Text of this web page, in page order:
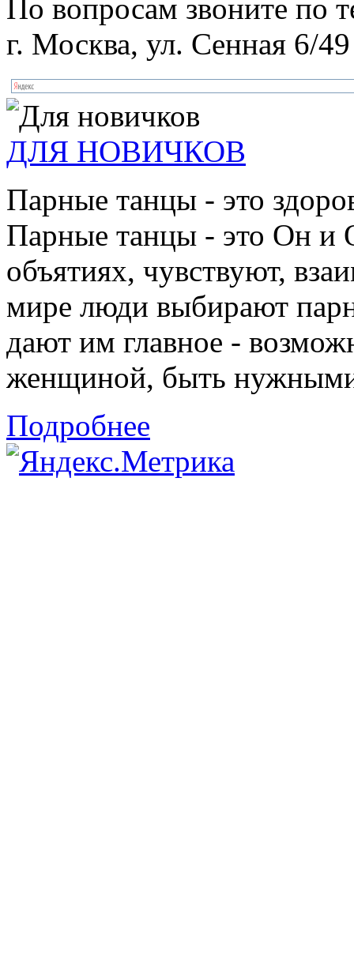
По вопросам звоните по
г. Москва, ул. Сенная 6/49
ДЛЯ НОВИЧКОВ
Парные танцы - это
Парные танцы - это Он и
объятиях, чувствуют,
мире люди выбирают
дают им главное -
женщиной, быть нужными
Подробнее